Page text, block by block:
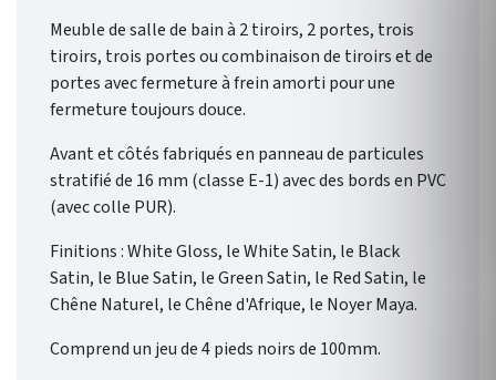
Meuble de salle de bain à 2 tiroirs, 2 portes, trois
tiroirs, trois portes ou combinaison de tiroirs et de
portes avec fermeture à frein amorti pour une
fermeture toujours douce.
Avant et côtés fabriqués en panneau de particules
stratifié de 16 mm (classe E-1) avec des bords en PVC
(avec colle PUR).
Finitions : White Gloss, le White Satin, le Black
Satin, le Blue Satin, le Green Satin, le Red Satin, le
Chêne Naturel, le Chêne d'Afrique, le Noyer Maya.
Comprend un jeu de 4 pieds noirs de 100mm.